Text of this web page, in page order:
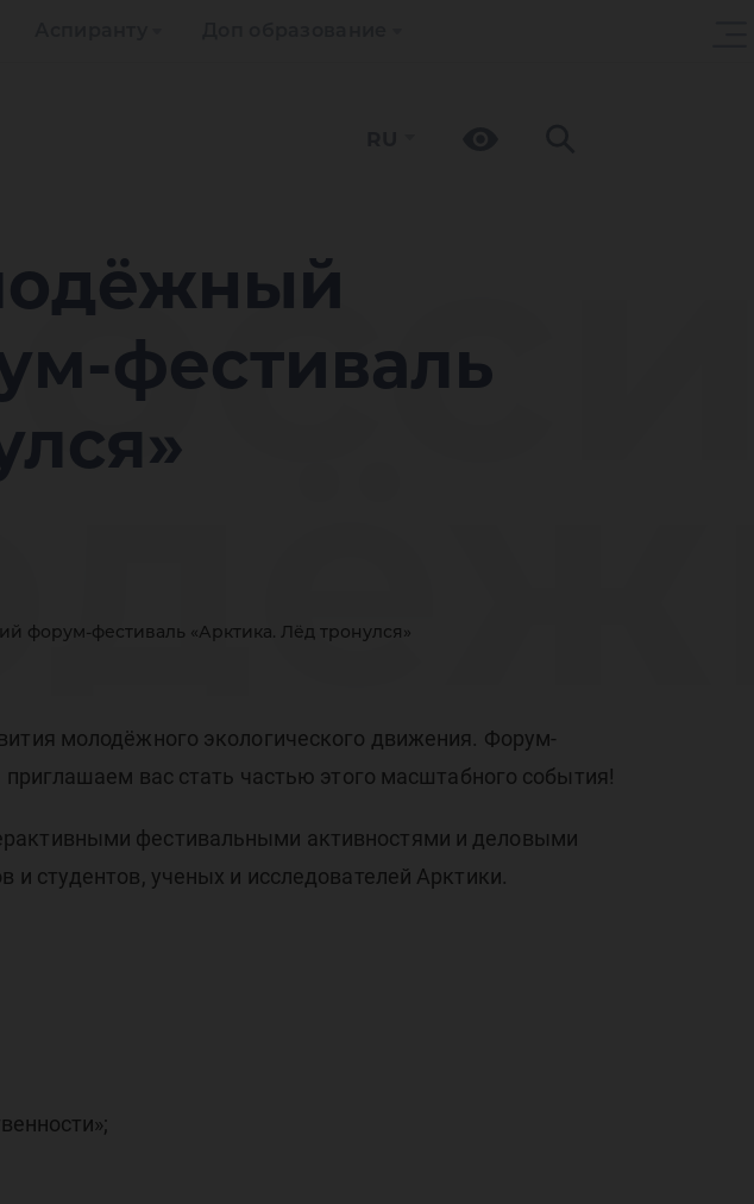
фестиваль
форум-фестиваль «Арктика. Лёд тронулся»
молодёжного экологического движения. Форум-
вас стать частью этого масштабного события!
фестивальными активностями и деловыми
студентов, ученых и исследователей Арктики.